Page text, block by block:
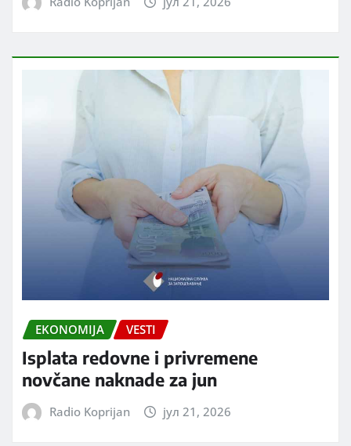
EKONOMIJA VESTI
Isplata redovne i privremene
novčane naknade za jun
Radio Koprijan јул 21, 2026